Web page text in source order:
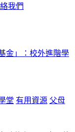
我們
金」：校外進階學
堂 有用資源 父母